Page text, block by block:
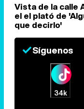
Vista de la calle
el el plató de
que decirlo'
Síguenos
34k